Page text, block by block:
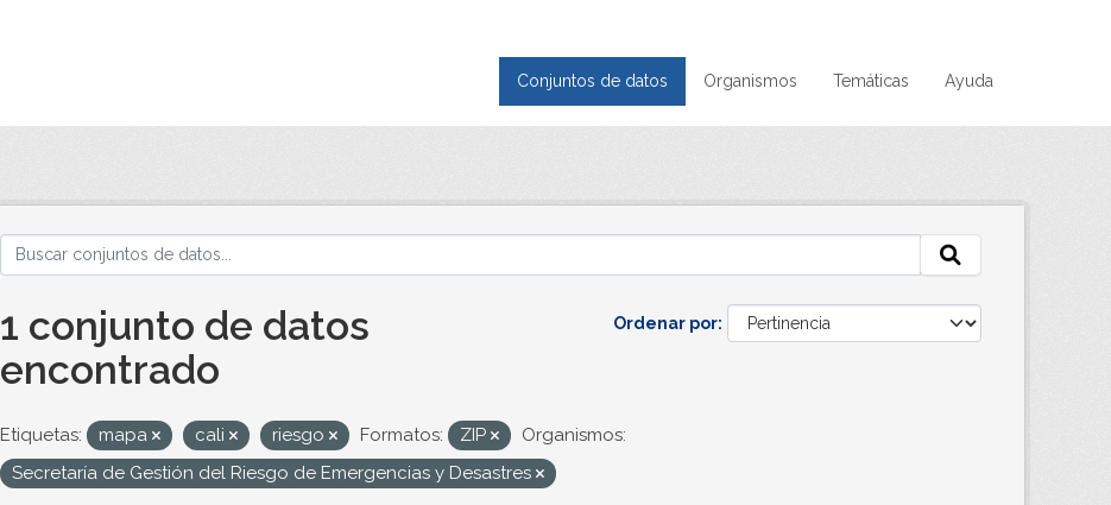
Conjuntos de datos Organismos Temáticas Ayuda
Ordenar por
1 conjunto de datos
encontrado
Etiquetas: mapa cali riesgo Formatos: ZIP
Organismos:
Secretaría de Gestión del Riesgo de Emergencias y Desastres